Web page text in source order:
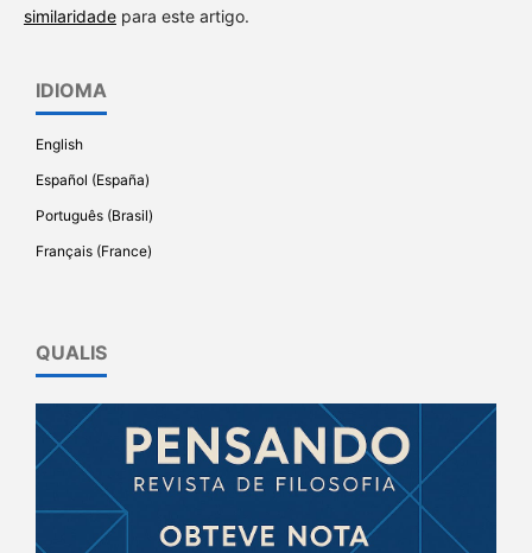
similaridadepara este artigo.
IDIOMA
English
Español (España)
Português (Brasil)
Français (France)
QUALIS